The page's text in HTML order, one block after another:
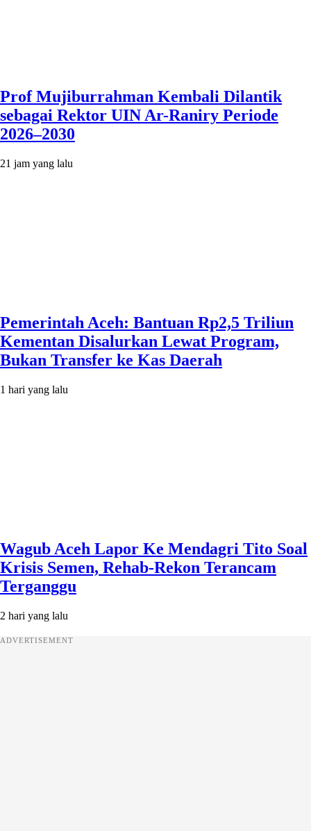
Prof Mujiburrahman Kembali Dilantik
sebagai Rektor UIN Ar-Raniry Periode
2026–2030
21 jam yang lalu
Pemerintah Aceh: Bantuan Rp2,5 Triliun
Kementan Disalurkan Lewat Program,
Bukan Transfer ke Kas Daerah
1 hari yang lalu
Wagub Aceh Lapor Ke Mendagri Tito Soal
Krisis Semen, Rehab-Rekon Terancam
Terganggu
2 hari yang lalu
ADVERTISEMENT